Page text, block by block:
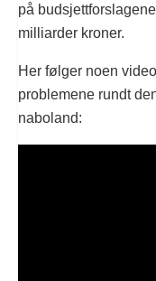
på
milliarder kroner.
Her følger noen
problemene rundt
naboland: